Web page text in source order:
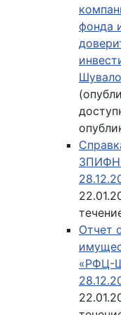
фонда
ЗПИФН
Отчет
«РФЦ-